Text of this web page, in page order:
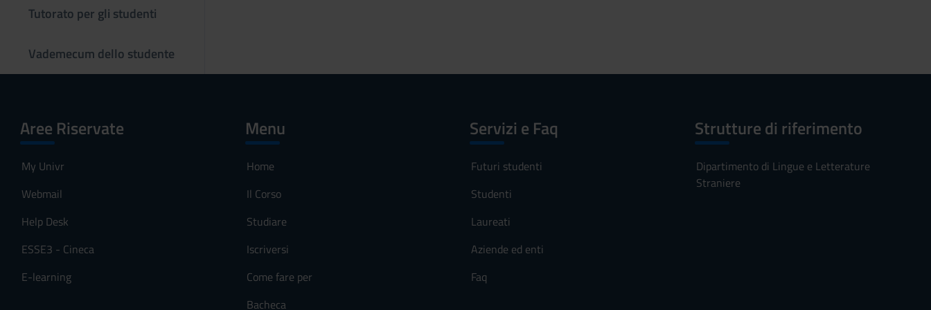
o
Tutorato per gli studenti
Vademecum dello studente
Aree Riservate
My Univr
Webmail
Help Desk
ESSE3 - Cineca
E-learning
Menu
Home
Il Corso
Studiare
Iscriversi
Come fare per
Bacheca
Servizi e Faq
Futuri studenti
Studenti
Laureati
Aziende ed enti
Faq
Strutture di riferimento
Dipartimento di Lingue e Letterature
Straniere